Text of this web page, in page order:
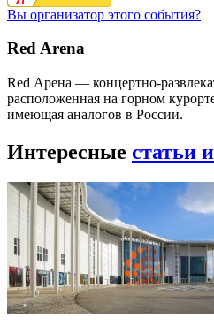
Вы организатор этого события?
Red Arena
Red Арена — концертно-
расположенная на горном
имеющая аналогов в России.
Интересные статьи